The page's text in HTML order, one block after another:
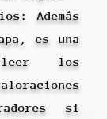
Además
es una
los
si